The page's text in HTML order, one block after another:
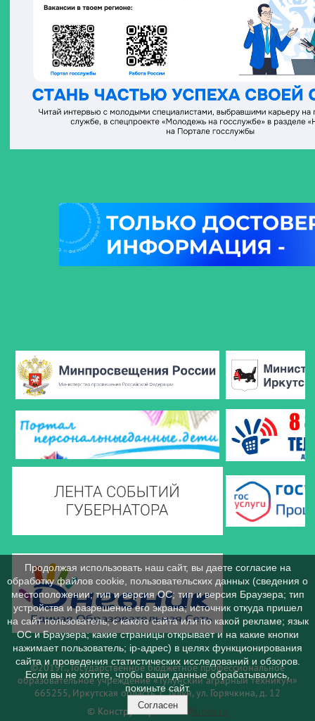
©2019г., Государственное бюджетное профессиональное
образовательное учреждение «Тулунский аграрный техникум»
665255, Иркутская область, г. Тулун, ул. Горячкина, д. 12
© Конструктор сайтов Nubex.ru
Продолжая использовать наш сайт, вы даете согласие на
обработку файлов cookie, пользовательских данных (сведения о
местоположении; тип и версия ОС; тип и версия Браузера; тип
устройства и разрешение его экрана; источник откуда пришел
на сайт пользователь; с какого сайта или по какой рекламе; язык
ОС и Браузера; какие страницы открывает и на какие кнопки
нажимает пользователь; ip-адрес) в целях функционирования
сайта и проведения статистических исследований и обзоров.
Если вы не хотите, чтобы ваши данные обрабатывались,
покиньте сайт.
Согласен